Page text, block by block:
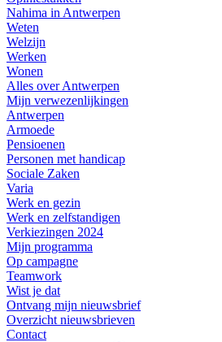
Nahima in Antwerpen
Weten
Welzijn
Werken
Wonen
Alles over Antwerpen
Mijn verwezenlijkingen
Antwerpen
Armoede
Pensioenen
Personen met handicap
Sociale Zaken
Varia
Werk en gezin
Werk en zelfstandigen
Verkiezingen 2024
Mijn programma
Op campagne
Teamwork
Wist je dat
Ontvang mijn nieuwsbrief
Overzicht nieuwsbrieven
Contact